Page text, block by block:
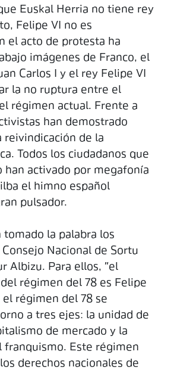
Euskal Herria no tiene rey
Felipe VI no es
el acto de protesta ha
imágenes de Franco, el
Carlos I y el rey Felipe VI
la no ruptura entre el
régimen actual. Frente a
han demostrado
reivindicación de la
Todos los ciudadanos que
han activado por megafonía
el himno español
pulsador.
tomado la palabra los
Nacional de Sortu
Albizu. Para ellos, "el
régimen del 78 es Felipe
el régimen del 78 se
a tres ejes: la unidad de
de mercado y la
franquismo. Este régimen
derechos nacionales de